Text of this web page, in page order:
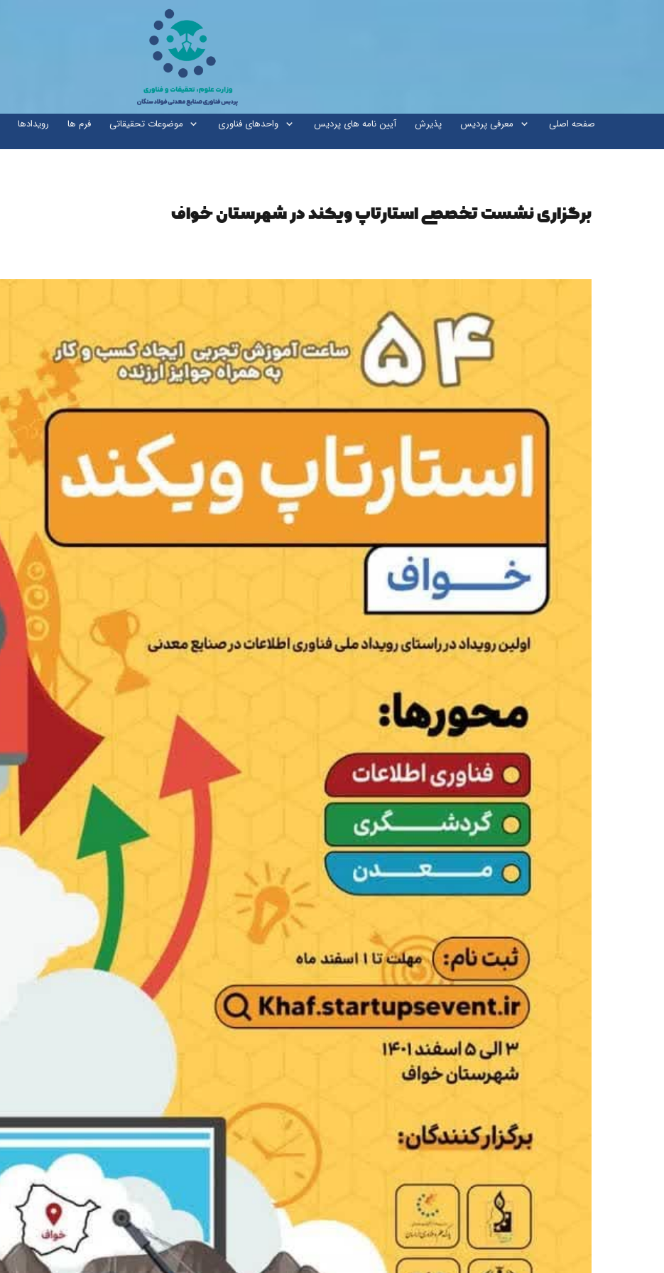
رویدادها فرم ها موضوعات تحقیقاتی واحدهای فناوری آیین نامه های پردیس پذیرش معرفی پردیس صفحه اصلی
برگزاری نشست تخصصی استارتاپ ویکند در شهرستان خواف